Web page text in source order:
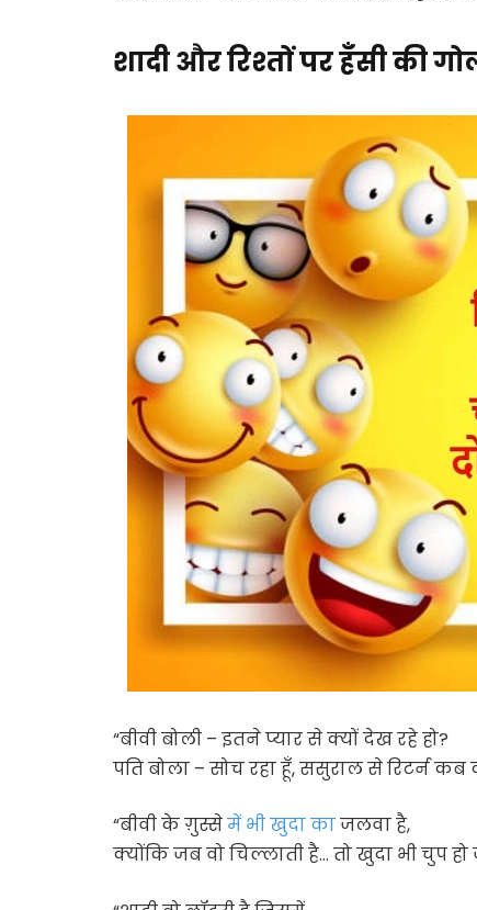
शादी और रिश्तों पर हँसी की
“बीवी बोली – इतने प्यार से क्यों देख रहे हो?
पति बोला – सोच रहा हूँ, ससुराल से रिटर्न कब
“बीवी के ग़ुस्सेमें भी खुदा काजलवा है,
क्योंकि जब वो चिल्लाती है… तो खुदा भी चुप हो